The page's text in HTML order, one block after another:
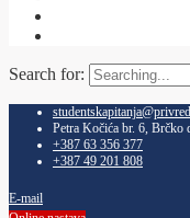
Search for:
Petra Kočića br. 6,
+387 63 356 377
+387 49 201 808
E-mail